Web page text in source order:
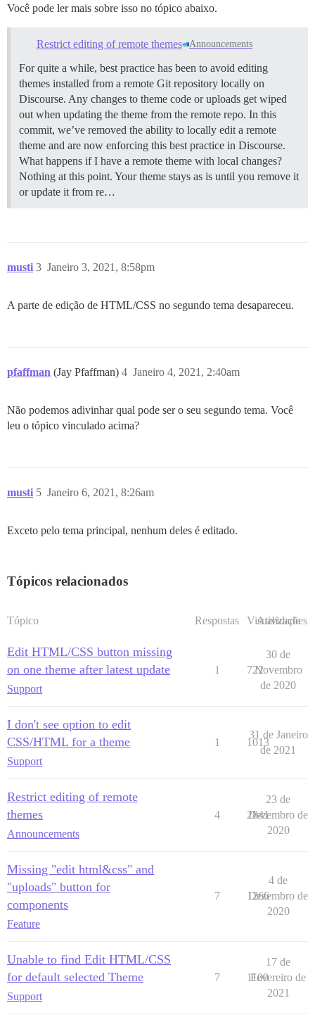
Você pode ler mais sobre isso no tópico abaixo.
Restrict editing of remote themes Announcements
For quite a while, best practice has been to avoid editing
themes installed from a remote Git repository locally on
Discourse. Any changes to theme code or uploads get wiped
out when updating the theme from the remote repo. In this
commit, we’ve removed the ability to locally edit a remote
theme and are now enforcing this best practice in Discourse.
What happens if I have a remote theme with local changes?
Nothing at this point. Your theme stays as is until you remove it
or update it from re…
musti Janeiro 3, 2021, 8:58pm
3
A parte de edição de HTML/CSS no segundo tema desapareceu.
pfaffman (Jay Pfaffman) Janeiro 4, 2021, 2:40am
4
Não podemos adivinhar qual pode ser o seu segundo tema. Você
leu o tópico vinculado acima?
musti Janeiro 6, 2021, 8:26am
5
Exceto pelo tema principal, nenhum deles é editado.
Tópicos relacionados
Tópico Respostas Visualizações
Atividade
Edit HTML/CSS button missing
on one theme after latest update
Support
1 722
30 de
Novembro
de 2020
I don't see option to edit
CSS/HTML for a theme
Support
1 1013
31 de Janeiro
de 2021
Restrict editing of remote
themes
Announcements
4 2841
23 de
Dezembro de
2020
Missing "edit html&css" and
"uploads" button for
components
Feature
7 1266
4 de
Dezembro de
2020
Unable to find Edit HTML/CSS
for default selected Theme
Support
7 1109
17 de
Fevereiro de
2021